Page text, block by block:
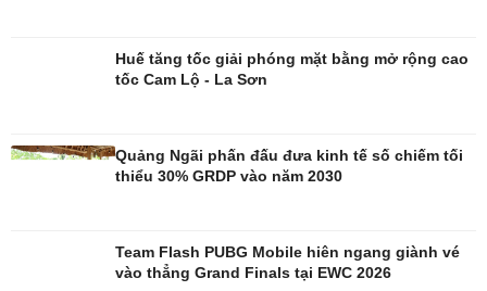
Săn Tour
check-in
Huế tăng tốc giải phóng mặt bằng mở rộng cao
tốc Cam Lộ - La Sơn
Quảng Ngãi phấn đấu đưa kinh tế số chiếm tối
thiểu 30% GRDP vào năm 2030
Team Flash PUBG Mobile hiên ngang giành vé
vào thẳng Grand Finals tại EWC 2026